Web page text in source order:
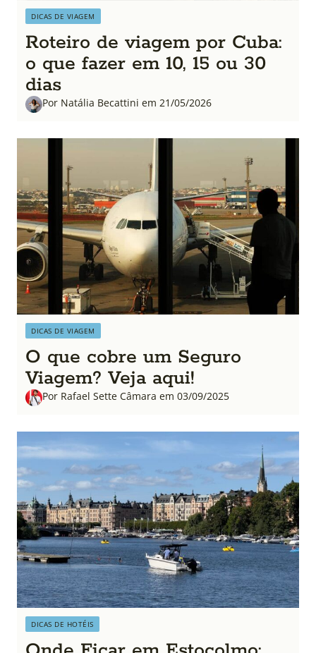
DICAS DE VIAGEM
Roteiro de viagem por Cuba:
o que fazer em 10, 15 ou 30
dias
Por Natália Becattini em 21/05/2026
DICAS DE VIAGEM
O que cobre um Seguro
Viagem? Veja aqui!
Por Rafael Sette Câmara em 03/09/2025
DICAS DE HOTÉIS